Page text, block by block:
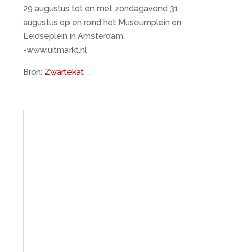
29 augustus tot en met zondagavond 31
augustus op en rond het Museumplein en
Leidseplein in Amsterdam.
-www.uitmarkt.nl
Bron: Zwartekat